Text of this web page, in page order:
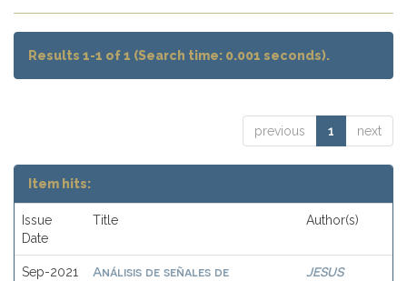
Results 1-1 of 1 (Search time: 0.001 seconds).
previous 1 next
Item hits:
Issue
Date
Title Author(s)
Sep-2021
Análisis de señales de
JESUS